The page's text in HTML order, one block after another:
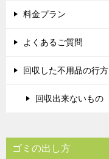
料金プラン
よくあるご質問
回収した不用品の行方
回収出来ないもの
ゴミの出し方